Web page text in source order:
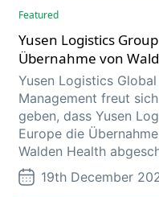
Featured
Yusen Logistics
Übernahme von
Yusen Logistics Global
Management freut
geben, dass Yusen
Europe die
Walden Health
19th December